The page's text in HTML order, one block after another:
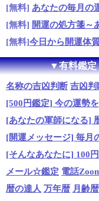
[無料] あなたの毎月の
[無料] 開運の処方箋～
[無料]今日から開運体
▼有料鑑定
名称の吉凶判断 吉凶判
[500円鑑定] 今の運勢
[あなたの軍師になる]
[開運メッセージ] 毎月
[そんなあなたに] 100
メール☆鑑定 電話
暦の達人 万年暦 月齢暦